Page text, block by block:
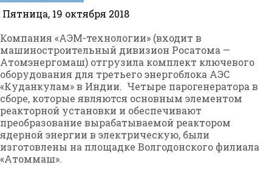
Пятница, 19 октября 2018
Компания «АЭМ-технологии» (входит в
машиностроительный дивизион Росатома —
Атомэнергомаш) отгрузила комплект ключевого
оборудования для третьего энергоблока АЭС
«Куданкулам» в Индии. Четыре парогенератора в
сборе, которые являются основным элементом
реакторной установки и обеспечивают
преобразование вырабатываемой реактором
ядерной энергии в электрическую, были
изготовлены на площадке Волгодонского филиала
«Атоммаш».